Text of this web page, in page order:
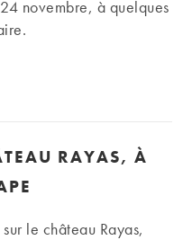
novembre, à quelques
RAYAS, À
le château Rayas,